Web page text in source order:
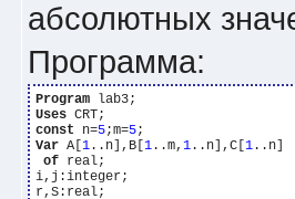
абсолютных
Программа:
Program
Uses
const n=5;m=5
Var A[ 1..n],B[ 1..m, 1..n],C[ 1..n]
of real;
i,j:integer;